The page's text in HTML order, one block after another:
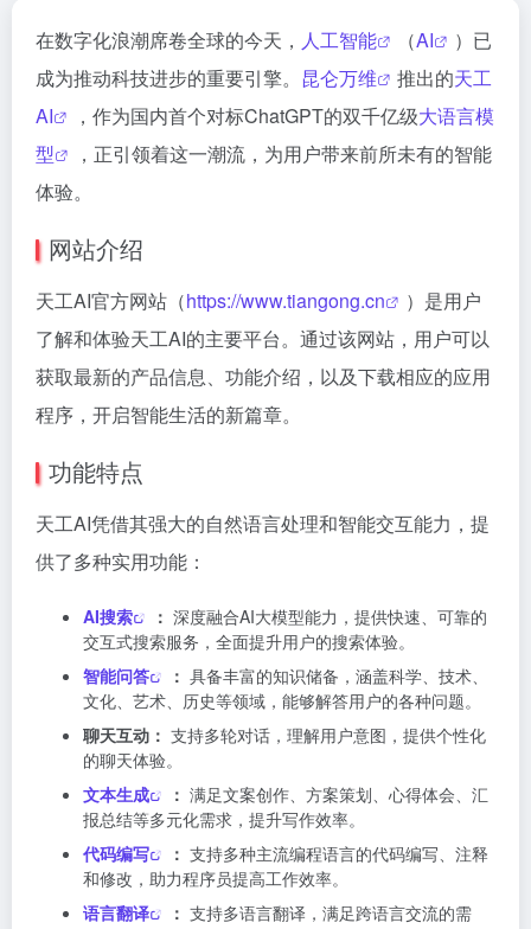
在数字化浪潮席卷全球的今天， 人工智能 （AI
）已
成为推动科技进步的重要引擎。 昆仑万维 推出的天工
AI
，作为国内首个对标ChatGPT的双千亿级大语言模
型
，正引领着这一潮流，为用户带来前所未有的智能
体验。
网站介绍
天工AI官方网站（https://www.tiangong.cn
）是用户
了解和体验天工AI的主要平台。通过该网站，用户可以
获取最新的产品信息、功能介绍，以及下载相应的应用
程序，开启智能生活的新篇章。
功能特点
天工AI凭借其强大的自然语言处理和智能交互能力，提
供了多种实用功能：
AI搜索 ： 深度融合AI大模型能力，提供快速、可靠的
交互式搜索服务，全面提升用户的搜索体验。
智能问答
： 具备丰富的知识储备，涵盖科学、技术、
文化、艺术、历史等领域，能够解答用户的各种问题。
聊天互动： 支持多轮对话，理解用户意图，提供个性化
的聊天体验。
文本生成
： 满足文案创作、方案策划、心得体会、汇
报总结等多元化需求，提升写作效率。
代码编写
： 支持多种主流编程语言的代码编写、注释
和修改，助力程序员提高工作效率。
语言翻译
： 支持多语言翻译，满足跨语言交流的需